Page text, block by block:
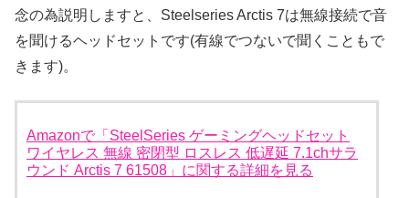
念の為説明しますと、Steelseries Arctis 7は無線接続で音
を聞けるヘッドセットです(有線でつないで聞くこともで
きます)。
Amazonで「SteelSeries ゲーミングヘッドセット
ワイヤレス 無線 密閉型 ロスレス 低遅延 7.1chサラ
ウンド Arctis 7 61508」に関する詳細を見る